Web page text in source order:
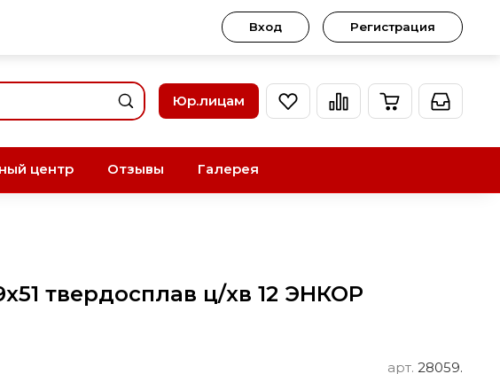
Вход Регистрация
Юр.лицам
центр Отзывы Галерея
твердосплав ц/хв 12 ЭНКОР
арт. 28059.